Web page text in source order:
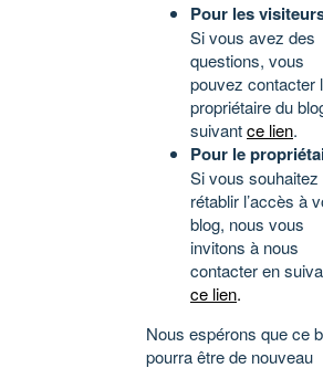
Pour les
Si vous avez des
questions, vous
pouvez contacter
propriétaire du
suivantce lien.
Pour le
Si vous souhaitez
rétablir l’accès à
blog, nous vous
invitons à nous
contacter en
ce lien.
Nous espérons que ce
pourra être de nouveau